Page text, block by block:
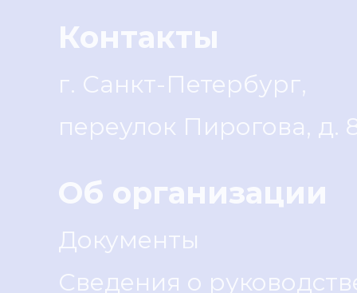
Контакты
г. Санкт-Петербург,
переулок Пирогова, д.
Об организации
Документы
Сведения о